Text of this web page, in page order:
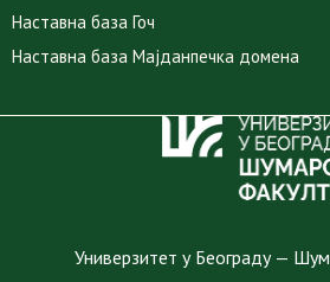
Наставна база Гоч
Наставна база Мајданпечка домена
Универзитет у Београду —